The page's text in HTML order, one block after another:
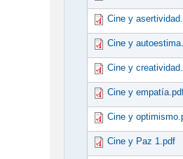
Cine y
Cine y
Cine y
Cine y
Cine y
Cine y Paz 1.pdf